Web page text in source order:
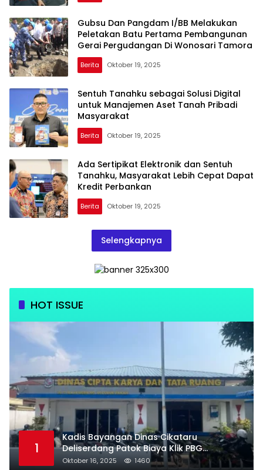
Gubsu Dan Pangdam I/BB Melakukan
Peletakan Batu Pertama Pembangunan
Gerai Pergudangan Di Wonosari Tamora
Berita Oktober 19, 2025
Sentuh Tanahku sebagai Solusi Digital
untuk Manajemen Aset Tanah Pribadi
Masyarakat
Berita Oktober 19, 2025
Ada Sertipikat Elektronik dan Sentuh
Tanahku, Masyarakat Lebih Cepat Dapat
Kredit Perbankan
Berita Oktober 19, 2025
Selengkapnya
HOT ISSUE
1
Kadis Bayangan Dinas Cikataru
Deliserdang Patok Biaya Klik PBG
Luarbiasa Besar, Bupati Dipermalukan
Oktober 16, 2025 1460